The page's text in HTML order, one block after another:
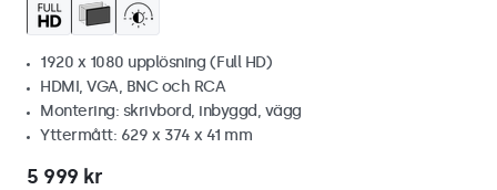
1920 x 1080 upplösning (Full HD)
HDMI, VGA, BNC och RCA
Montering: skrivbord, inbyggd, vägg
Yttermått: 629 x 374 x 41 mm
5 999 kr